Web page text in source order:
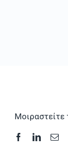
Μοιραστείτε